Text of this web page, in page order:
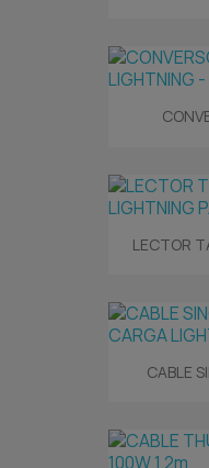
LECTOR
CABLE